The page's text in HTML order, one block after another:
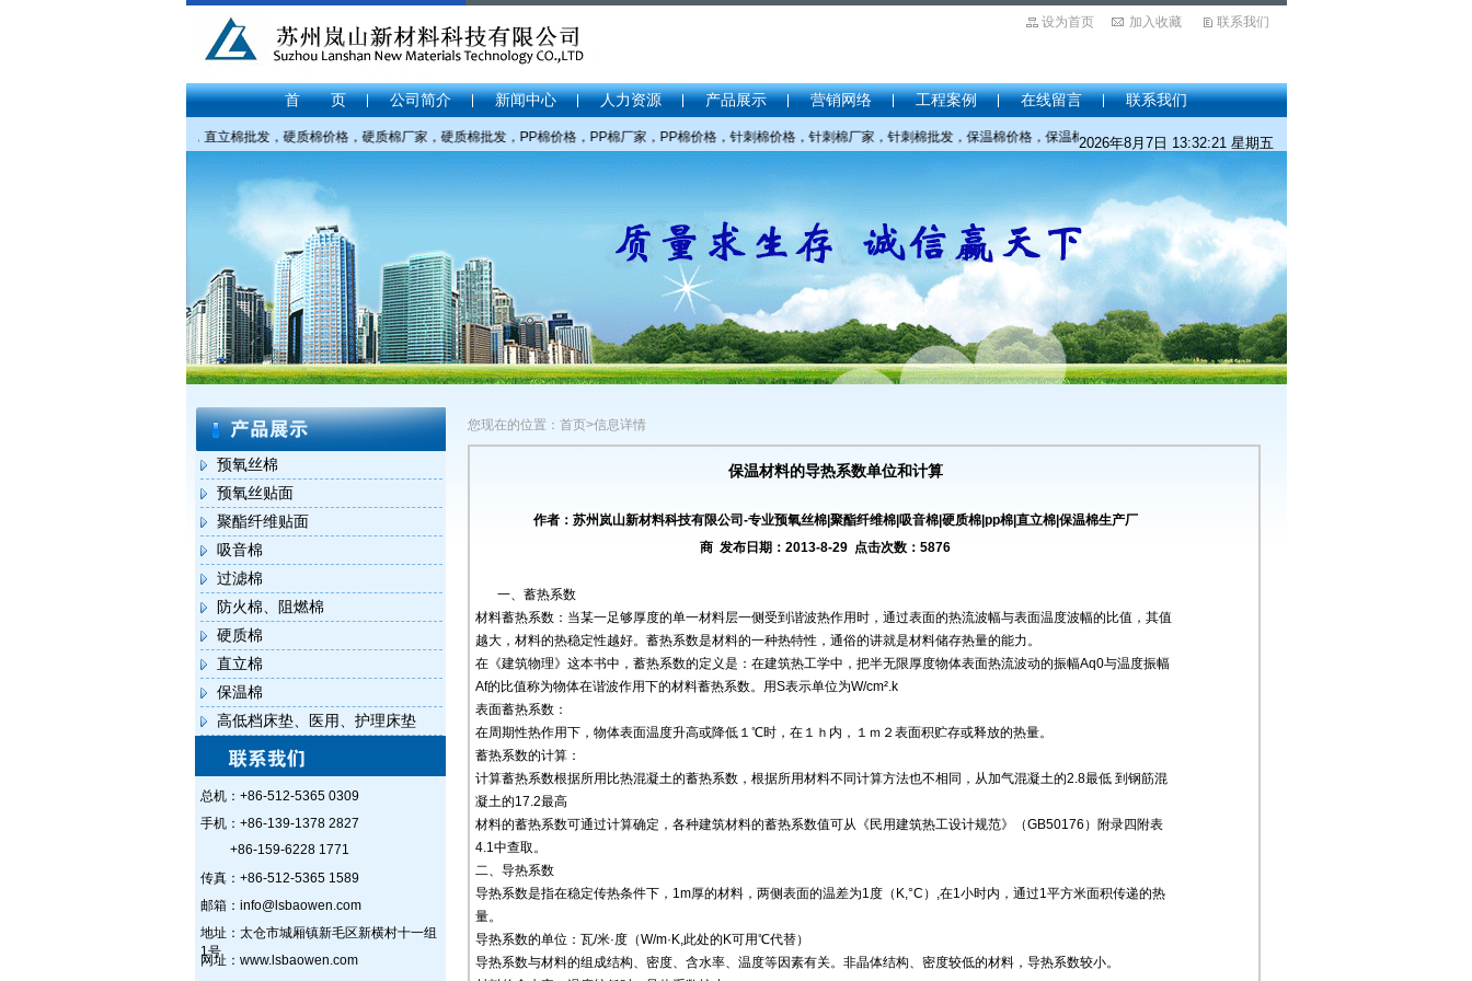
设为首页 加入收藏 联系我们
首 页 公司简介 新闻中心 人力资源 产品展示 营销网络 工程案例 在线留言 联系我们
供：直立棉价格，直立棉厂家，直立棉批发，硬质棉价格，硬质棉厂家，硬质棉批发，PP棉价格，PP棉厂家，PP棉价格，针刺棉价格，针刺棉厂家，针刺棉批发，保温棉价格，保温棉厂家，保温棉批发。价格咨询：512-5365 0309 。
2026年8月7日 13:32:21 星期五
预氧丝棉
预氧丝贴面
聚酯纤维贴面
吸音棉
过滤棉
防火棉、阻燃棉
硬质棉
直立棉
保温棉
高低档床垫、医用、护理床垫
总机：+86-512-5365 0309
手机：+86-139-1378 2827
+86-159-6228 1771
传真：+86-512-5365 1589
邮箱：info@lsbaowen.com
地址：太仓市城厢镇新毛区新横村十一组
1号
网址：www.lsbaowen.com
您现在的位置：首页>信息详情
保温材料的导热系数单位和计算
作者：苏州岚山新材料科技有限公司-专业预氧丝棉|聚酯纤维棉|吸音棉|硬质棉|pp棉|直立棉|保温棉生产厂
商 发布日期：2013-8-29 点击次数：5876
一、蓄热系数
材料蓄热系数：当某一足够厚度的单一材料层一侧受到谐波热作用时，通过表面的热流波幅与表面温度波幅的比值，其值
越大，材料的热稳定性越好。蓄热系数是材料的一种热特性，通俗的讲就是材料储存热量的能力。
在《建筑物理》这本书中，蓄热系数的定义是：在建筑热工学中，把半无限厚度物体表面热流波动的振幅Aq0与温度振幅
Af的比值称为物体在谐波作用下的材料蓄热系数。用S表示单位为W/cm².k
表面蓄热系数：
在周期性热作用下，物体表面温度升高或降低１℃时，在１ｈ内，１ｍ２表面积贮存或释放的热量。
蓄热系数的计算：
计算蓄热系数根据所用比热混凝土的蓄热系数，根据所用材料不同计算方法也不相同，从加气混凝土的2.8最低 到钢筋混
凝土的17.2最高
材料的蓄热系数可通过计算确定，各种建筑材料的蓄热系数值可从《民用建筑热工设计规范》（GB50176）附录四附表
4.1中查取。
二、导热系数
导热系数是指在稳定传热条件下，1m厚的材料，两侧表面的温差为1度（K,°C）,在1小时内，通过1平方米面积传递的热
量。
导热系数的单位：瓦/米·度（W/m·K,此处的K可用℃代替）
导热系数与材料的组成结构、密度、含水率、温度等因素有关。非晶体结构、密度较低的材料，导热系数较小。